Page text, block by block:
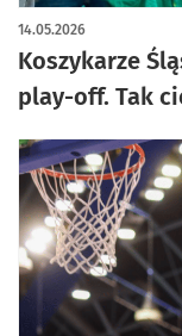
Koszykarze
play-off. Tak
14.05.2026
artykuł z galerią